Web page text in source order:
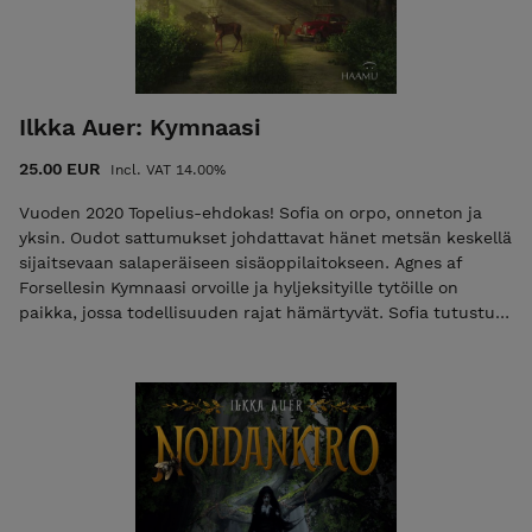
Anastasia, Domowik, Hornantuli, Kalmankuu, Kymnaasi,
Noidankiro Hornantuli | Ilkka Auer | Kuvitus: Ilkka Auer | 352
s. pehmeäkantinen | ISBN 978-952-7413-16-6 (nid.) | 2021
Ilkka Auer on fantasiasta, kauhusta, historiasta ja
lapsuuden unelmakesien varjoissa lymyää myös painajaisia.
Ilkka Auer: Kymnaasi
25.00 EUR Incl. VAT 14.00%
Vuoden 2020 Topelius-ehdokas! Sofia on orpo, onneton ja
yksin. Oudot sattumukset johdattavat hänet metsän keskellä
sijaitsevaan salaperäiseen sisäoppilaitokseen. Agnes af
Forsellesin Kymnaasi orvoille ja hyljeksityille tytöille on
paikka, jossa todellisuuden rajat hämärtyvät. Sofia tutustuu
Lydiaan. Sofia löytää Kymnaasista kodin ja paikkansa
maailmassa, joka on paljon mystisempi kuin voisi
kuvitellakaan. Kun pimeät voimat uhkaavat Kymnaasia, Sofia
tajuaa, että hän voi menettää kaiken. Ja siihen hän ei enää
suostu. Mutta onko Sofia valmis kohtaamaan pahuuden
silmästä silmään? HUOM! Tästä kirjasarjasta myös edullinen